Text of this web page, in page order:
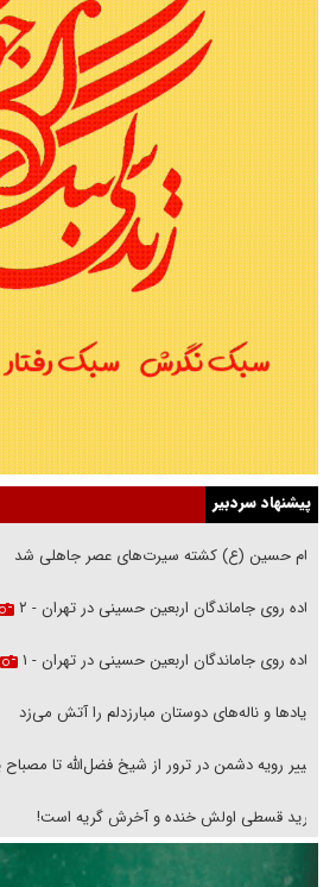
پیشنهاد سردبیر
امام حسین (ع) کشته سیرت‌های عصر جاهلی شد
پیاده روی جاماندگان اربعین حسینی در تهران - ۲
پیاده روی جاماندگان اربعین حسینی در تهران - ۱
فریاد‌ها و ناله‌های دوستان مبارزدلم را آتش می‌زد
تغییر رویه دشمن در ترور از شیخ فضل‌الله تا
خرید قسطی اولش خنده و آخرش گریه است!
فوتبال و آن «بالا»!